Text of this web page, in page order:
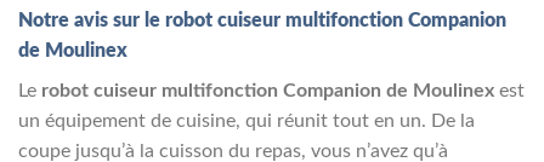
Notre avis sur le robot cuiseur multifonction Companion
de Moulinex
Le robot cuiseur multifonction Companion de Moulinex est
un équipement de cuisine, qui réunit tout en un. De la
coupe jusqu’à la cuisson du repas, vous n’avez qu’à